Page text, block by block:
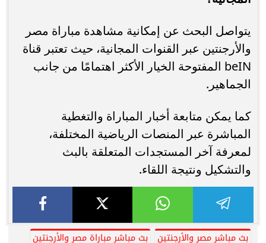
يتواصل البحث عن إمكانية مشاهدة مباراة مصر
والأرجنتين عبر القنوات المجانية، حيث تعتبر قناة
beIN المفتوحة الخيار الأكثر اهتمامًا من جانب
الجماهير.
كما يمكن متابعة أخبار المباراة والتغطية
المباشرة عبر المنصات الرياضية المختلفة،
لمعرفة آخر المستجدات المتعلقة بالبث
والتشكيل ونتيجة اللقاء.
بث مباشر مصر والأرجنتين
بث مباشر مباراة مصر والأرجنتين